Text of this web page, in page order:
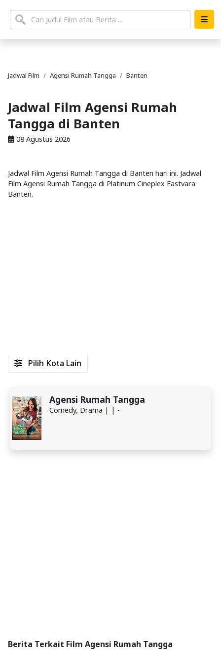
Jadwal Film Agensi Rumah Tangga Banten
Jadwal Film Agensi Rumah
Tangga di Banten
08 Agustus 2026
Jadwal Film Agensi Rumah Tangga di Banten hari ini. Jadwal
Film Agensi Rumah Tangga di Platinum Cineplex Eastvara
Banten.
Agensi Rumah Tangga
Comedy, Drama | | -
Pilih Kota Lain
Berita Terkait Film Agensi Rumah Tangga